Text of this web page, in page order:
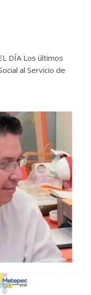
DÍA Los últimos
al Servicio de